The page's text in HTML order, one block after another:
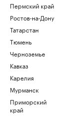
Пермский край
Ростов-на-Дону
Татарстан
Тюмень
Черноземье
Кавказ
Карелия
Мурманск
Приморский
край